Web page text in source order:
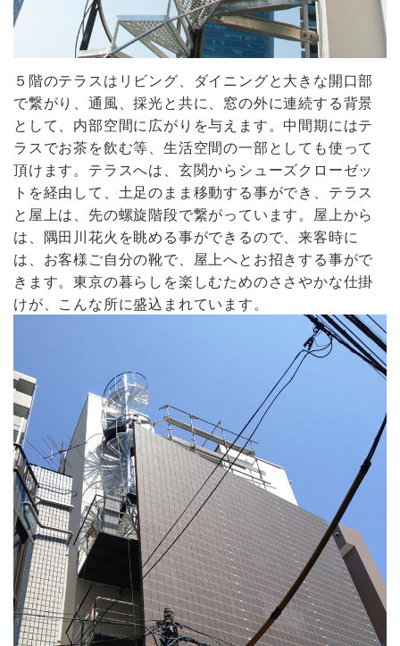
５階のテラスはリビング、ダイニングと大きな開口部
で繋がり、通風、採光と共に、窓の外に連続する背景
として、内部空間に広がりを与えます。中間期にはテ
ラスでお茶を飲む等、生活空間の一部としても使って
頂けます。テラスへは、玄関からシューズクローゼッ
トを経由して、土足のまま移動する事ができ、テラス
と屋上は、先の螺旋階段で繋がっています。屋上から
は、隅田川花火を眺める事ができるので、来客時に
は、お客様ご自分の靴で、屋上へとお招きする事がで
きます。東京の暮らしを楽しむためのささやかな仕掛
けが、こんな所に盛込まれています。